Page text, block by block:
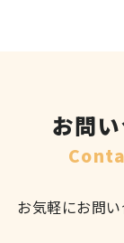
お問
お気軽にお問